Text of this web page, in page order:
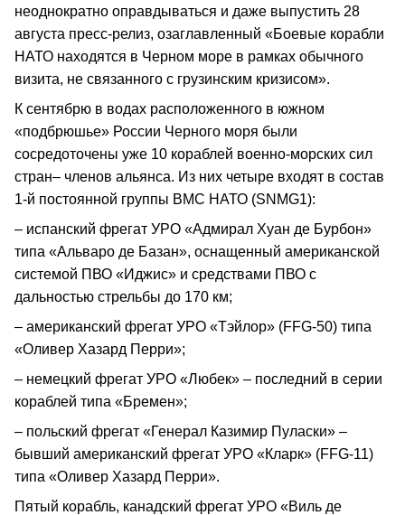
неоднократно оправдываться и даже выпустить 28
августа пресс-релиз, озаглавленный «Боевые корабли
НАТО находятся в Черном море в рамках обычного
визита, не связанного с грузинским кризисом».
К сентябрю в водах расположенного в южном
«подбрюшье» России Черного моря были
сосредоточены уже 10 кораблей военно-морских сил
стран– членов альянса. Из них четыре входят в состав
1-й постоянной группы ВМС НАТО (SNMG1):
– испанский фрегат УРО «Адмирал Хуан де Бурбон»
типа «Альваро де Базан», оснащенный американской
системой ПВО «Иджис» и средствами ПВО с
дальностью стрельбы до 170 км;
– американский фрегат УРО «Тэйлор» (FFG-50) типа
«Оливер Хазард Перри»;
– немецкий фрегат УРО «Любек» – последний в серии
кораблей типа «Бремен»;
– польский фрегат «Генерал Казимир Пуласки» –
бывший американский фрегат УРО «Кларк» (FFG-11)
типа «Оливер Хазард Перри».
Пятый корабль, канадский фрегат УРО «Виль де